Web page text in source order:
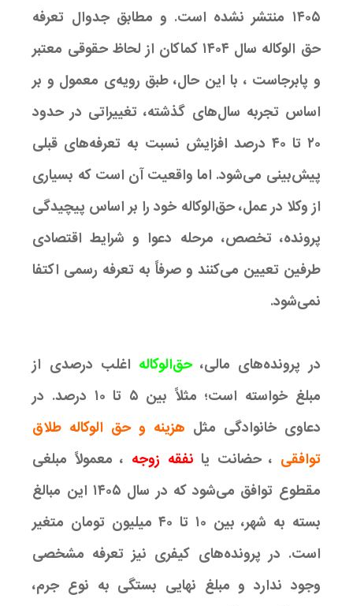
۱۴۰۵ منتشر نشده است. و مطابق جدوال تعرفه
حق الوکاله سال ۱۴۰۴ کماکان از لحاظ حقوقی معتبر
و پابرجاست ، با این حال، طبق رویه‌ی معمول و بر
اساس تجربه سال‌های گذشته، تغییراتی در حدود
۲۰ تا ۴۰ درصد افزایش نسبت به تعرفه‌های قبلی
پیش‌بینی می‌شود. اما واقعیت آن است که بسیاری
از وکلا در عمل، حق‌الوکاله خود را بر اساس پیچیدگی
پرونده، تخصص، مرحله دعوا و شرایط اقتصادی
طرفین تعیین می‌کنند و صرفاً به تعرفه رسمی اکتفا
نمی‌شود.
در پرونده‌های مالی،حق‌الوکاله اغلب درصدی از
مبلغ خواسته است؛ مثلاً بین ۵ تا ۱۰ درصد. در
دعاوی خانوادگی مثل هزینه و حق الوکاله طلاق
توافقی ، حضانت یا نفقه زوجه ، معمولاً مبلغی
مقطوع توافق می‌شود که در سال ۱۴۰۵ این مبالغ
بسته به شهر، بین ۱۰ تا ۴۰ میلیون تومان متغیر
است. در پرونده‌های کیفری نیز تعرفه مشخصی
وجود ندارد و مبلغ نهایی بستگی به نوع جرم،